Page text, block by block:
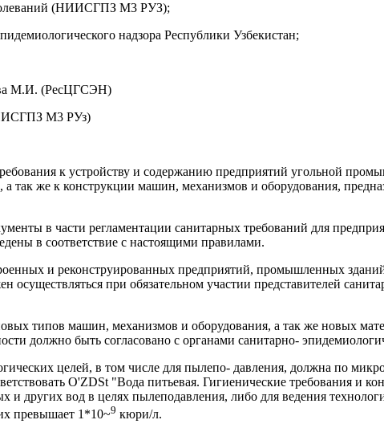
(НИИСГПЗ М3 РУЗ);
надзора Республики Узбекистан;
М.И. (РесЦГСЭН)
М3 РУз)
к устройству и содержанию предприятий угольной
так же к конструкции машин, механизмов и оборудования,
в части регламентации санитарных требований для
в соответствие с настоящими правилами.
и реконструированных предпри­ятий, промышленных
осуществляться при обязательном участии представителей
типов машин, механизмов и оборудо­вания, а так же новых
должно быть согласовано с органами санитарно-
целей, в том числе для пылепо- давления, должна по
O'ZDSt "Вода питьевая. Гигиенические требования и
и других вод в целях пылеподавления, либо для ведения
превышает 1*10~9 кюри/л.